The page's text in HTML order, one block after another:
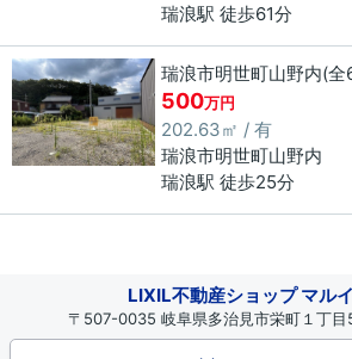
瑞浪駅 徒歩61分
瑞浪市明世町山野内(
500万円
202.63㎡ / 有
瑞浪市明世町山野内
瑞浪駅 徒歩25分
LIXIL不動産ショップ マル
〒507-0035 岐阜県多治見市栄町１丁